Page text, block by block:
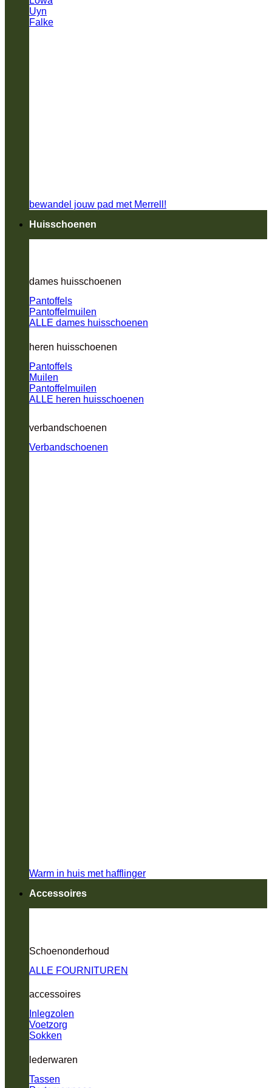
Uyn
Falke
bewandel jouw pad met Merrell!
Huisschoenen
dames huisschoenen
Pantoffels
Pantoffelmuilen
ALLE dames huisschoenen
heren huisschoenen
Pantoffels
Muilen
Pantoffelmuilen
ALLE heren huisschoenen
verbandschoenen
Verbandschoenen
Warm in huis met hafflinger
Accessoires
Schoenonderhoud
ALLE FOURNITUREN
accessoires
Inlegzolen
Voetzorg
Sokken
lederwaren
Tassen